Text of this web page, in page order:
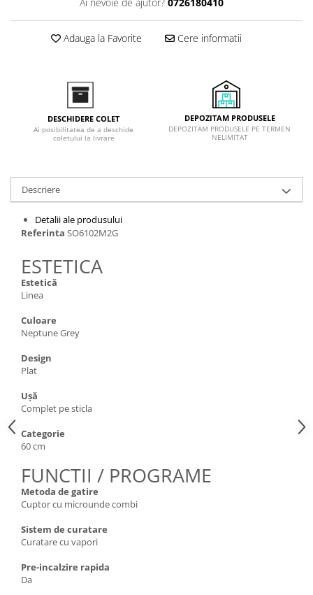
Plite cu hota integrata
Adauga la Favorite Cere informatii
DESCHIDERE COLET
Ai posibilitatea de a deschide
coletului la livrare
DEPOZITAM PRODUSELE
DEPOZITAM PRODUSELE PE TERMEN
NELIMITAT
Descriere
Detalii ale produsului
Referinta SO6102M2G
ESTETICA
Estetică
Linea
Culoare
Neptune Grey
Design
Plat
Uşă
Complet pe sticla
Categorie
60 cm
FUNCTII / PROGRAME
Metoda de gatire
Cuptor cu microunde combi
Sistem de curatare
Curatare cu vapori
Pre-incalzire rapida
Da